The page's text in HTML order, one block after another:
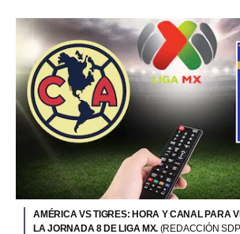
AMÉRICA VS TIGRES: HORA Y CANAL PARA
LA JORNADA 8 DE LIGA MX. (REDACCIÓN